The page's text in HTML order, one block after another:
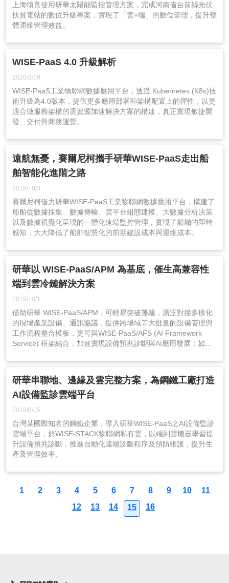
上海頌良使用研華太陽能監控管理方案，完成河南省台前縣光伏
扶貧電站的數位升級專案，實現了「雲+端」的數位管理，提升整
體運維管理效益。
WISE-PaaS 4.0 升級解析
2020/3/19
WISE-PaaS工業物聯網數據應用平台，透過 Kubernetes (K8s)技
術升級為4.0版本，提供更多應用部署和架構配置上的彈性，以更
適合微服務架構的雲資源加速解決方案的構建，真正實現敏捷開
發、交付與商務運營。
遠航無憂，賽爾尼柯攜手研華WISE-PaaS走出船
舶智能化進階之路
2019/10/3
賽爾尼柯借力研華WISE-PaaS工業物聯網數據應用平台，構建了
船舶從數據採集、數據傳輸、雲平台組態建模、大數據分析決策
以及數據視覺化呈現的一體化遠端監控管理，實現了船舶的即時
感知，大大降低了船舶智慧化的前期建設成本與運維成本。
研華以 WISE-PaaS/APM 為基底，催生高兼容性
端到雲冷鏈解決方案
2019/10/1
借助研華 WISE-PaaS/APM，可輕易突破藩籬，廣泛對接多樣化
的現場產業設備、通訊協議，提供跨場域等大批量的設備管理與
工作流程整合模板，更可與WISE-PaaS/AFS (AI Framework
Service) 框架結合，加速實現設備預兆診斷與AI應用發展；如此
順利落實。
研華串聯地、邊緣及雲完整方案，為鋼鐵工廠打造
AI設備監診雲端平台
2019/8/15
台灣某國際知名的鋼鐵企業，導入研華WISE-PaaS之AI設備監診
雲端平台，於WISE-STACK物聯網私有雲，以端到雲機器學習提
升設備預兆診斷，推進自動化遠端診斷程序及預防維護，提升生
產及管理效率。
1 2 3 4 5 6 7 8 9 10
11
12
13 14 15 16